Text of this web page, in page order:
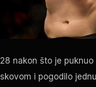
nakon što je
i pogodilo